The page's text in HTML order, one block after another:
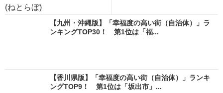
(ねとらぼ)
【九州・沖縄版】「幸福度の高い街（自治体）」ラ
ンキングTOP30！ 第1位は「福...
【香川県版】「幸福度の高い街（自治体）」ランキ
ングTOP9！ 第1位は「坂出市」...